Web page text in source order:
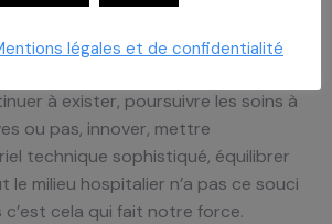
qui suppose que nous
à exister, poursuivre les soins à
ou pas, innover, mettre
technique sophistiqué, équilibrer
milieu hospitalier n’a pas ce souci
cela qui fait notre force.
légales et de confidentialité